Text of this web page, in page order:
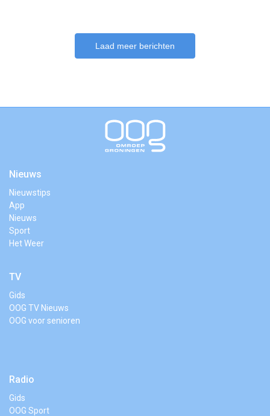
Laad meer berichten
Nieuws
Nieuwstips
App
Nieuws
Sport
Het Weer
TV
Gids
OOG TV Nieuws
OOG voor senioren
Radio
Gids
OOG Sport